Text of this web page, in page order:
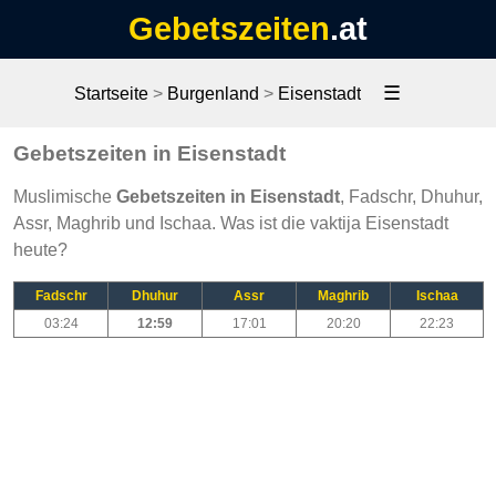
Gebetszeiten.at
Startseite> Burgenland > Eisenstadt ☰
Gebetszeiten in Eisenstadt
Muslimische Gebetszeiten in Eisenstadt, Fadschr, Dhuhur,
Assr, Maghrib und Ischaa. Was ist die vaktija Eisenstadt
heute?
Fadschr Dhuhur Assr Maghrib
Ischaa
03:24
12:59 17:01 20:20 22:23